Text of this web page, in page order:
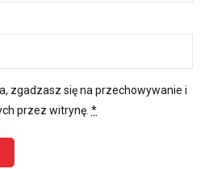
zgadzasz się na przechowywanie i
przez witrynę. *